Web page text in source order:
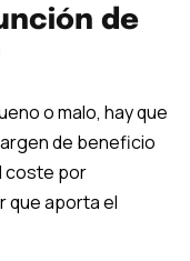
de
o malo, hay que
de beneficio
coste por
que aporta el